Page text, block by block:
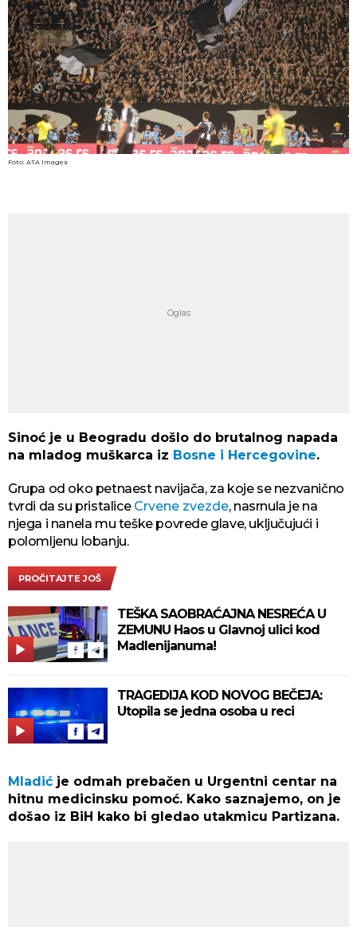
Foto: ATA Images
Sinoć je u Beogradu došlo do brutalnog napada
na mladog muškarca iz Bosne i Hercegovine.
Grupa od oko petnaest navijača, za koje se nezvanično
tvrdi da su pristalice Crvene zvezde, nasrnula je na
njega i nanela mu teške povrede glave, uključujući i
polomljenu lobanju.
PROČITAJTE JOŠ
TEŠKA SAOBRAĆAJNA NESREĆA U
ZEMUNU Haos u Glavnoj ulici kod
Madlenijanuma!
TRAGEDIJA KOD NOVOG BEČEJA:
Utopila se jedna osoba u reci
Mladić je odmah prebačen u Urgentni centar na
hitnu medicinsku pomoć. Kako saznajemo, on je
došao iz BiH kako bi gledao utakmicu Partizana.